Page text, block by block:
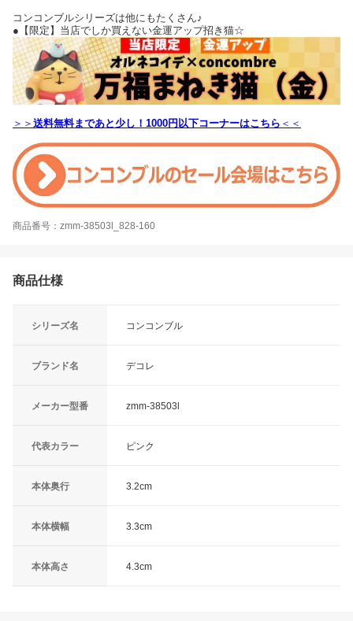
コンコンブルシリーズは他にもたくさん♪
●【限定】当店でしか買えない金運アップ招き猫☆
＞＞ 送料無料まであと少し！1000円以下コーナーはこちら ＜＜
商品番号：zmm-38503l_828-160
商品仕様
シリーズ名 コンコンブル
ブランド名 デコレ
メーカー型番 zmm-38503l
代表カラー ピンク
本体奥行 3.2cm
本体横幅 3.3cm
本体高さ 4.3cm